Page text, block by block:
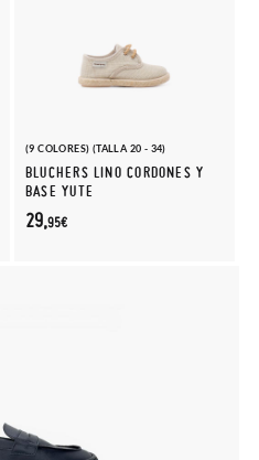
(9 COLORES) (TALLA 20 - 34)
BLUCHERS LINO CORDONES Y
BASE YUTE
29,95€